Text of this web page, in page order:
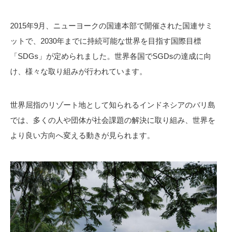
2015年9月、ニューヨークの国連本部で開催された国連サミ
ットで、2030年までに持続可能な世界を目指す国際目標
「SDGs」が定められました。世界各国でSGDsの達成に向
け、様々な取り組みが行われています。
世界屈指のリゾート地として知られるインドネシアのバリ島
では、多くの人や団体が社会課題の解決に取り組み、世界を
より良い方向へ変える動きが見られます。